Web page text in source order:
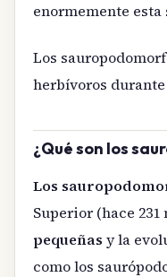
enormemente
Los
herbívoros
¿Qué son los
Los
Superior (hace
pequeñas y la
como los